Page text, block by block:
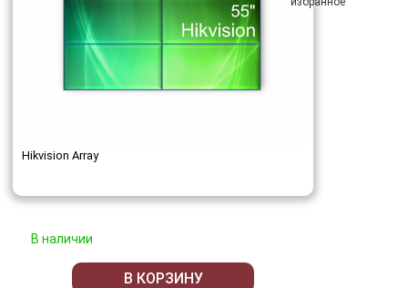
Hikvision Array
В наличии
В КОРЗИНУ